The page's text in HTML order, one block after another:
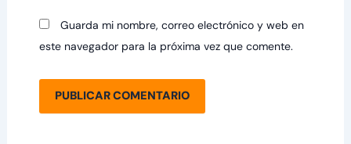
Guarda mi nombre, correo electrónico y web en
este navegador para la próxima vez que comente.